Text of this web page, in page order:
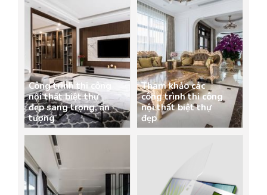
Công trình thi công
nội thất biệt thự
đẹp sang trọng, ấn
tượng
Tham khảo các
công trình thi công
nội thất biệt thự
đẹp